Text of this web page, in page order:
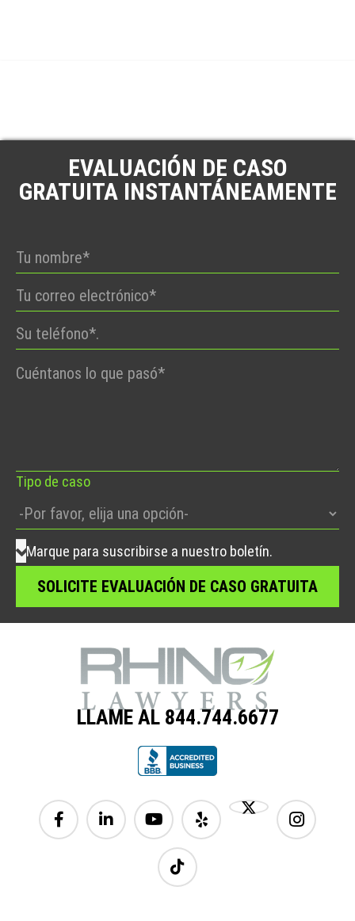
EVALUACIÓN DE CASO
GRATUITA INSTANTÁNEAMENTE
Por
Tipo de caso
Marque para suscribirse a nuestro boletín.
LLAME AL 844.744.6677